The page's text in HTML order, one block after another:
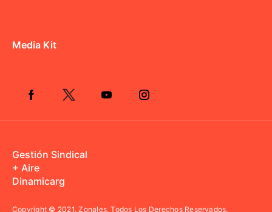
Media Kit
Gestión Sindical
+ Aire
Dinamicarg
Copyright © 2021.Zonales. Todos Los Derechos Reservados.